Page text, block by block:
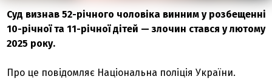
Суд визнав 52-річного чоловіка винним у розбещенні
10-річної та 11-річної дітей — злочин стався у лютому
2025 року.
Про це повідомляє Національна поліція України.